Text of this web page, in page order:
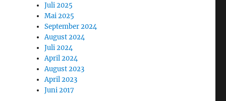
Juli 2025
Mai 2025
September 2024
August 2024
Juli 2024
April 2024
August 2023
April 2023
Juni 2017